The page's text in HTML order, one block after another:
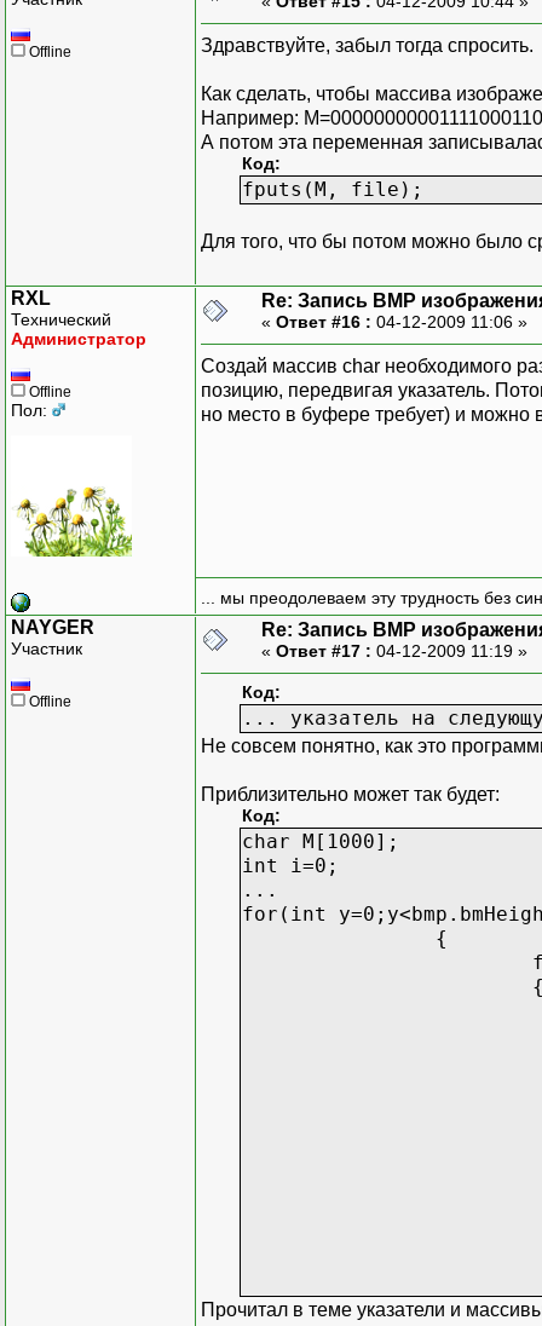
Offline Здравствуйте, забыл тогда спросить.
Как сделать, чтобы массива
Например:
А потом эта переменная
Код:
fputs(M, file);
Для того, что бы потом можно было
RXL
Технический
Администратор
Offline
Пол:
Re: Запись BMP
« Ответ #16 : 04-12-2009 11:06 »
Создай массив char необходимого
позицию, передвигая указатель.
но место в буфере требует) и можно
... мы преодолеваем эту трудность без
NAYGER
Участник
Offline
Re: Запись BMP
« Ответ #17 : 04-12-2009 11:19 »
Код:
... указатель на
Не совсем понятно, как это
Приблизительно может так будет:
Код:
char M[1000];
int i=0;
...
for(int
{
Прочитал в теме указатели и